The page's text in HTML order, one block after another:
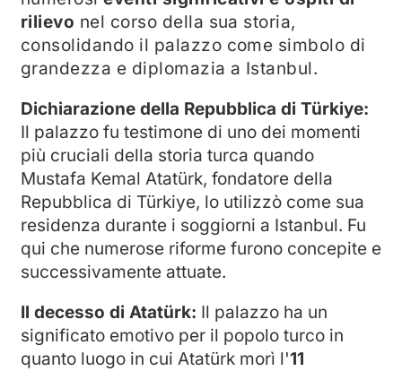
rilievo nel corso della sua storia,
consolidando il palazzo come simbolo di
grandezza e diplomazia a Istanbul.
Dichiarazione della Repubblica di Türkiye:
Il palazzo fu testimone di uno dei momenti
più cruciali della storia turca quando
Mustafa Kemal Atatürk, fondatore della
Repubblica di Türkiye, lo utilizzò come sua
residenza durante i soggiorni a Istanbul. Fu
qui che numerose riforme furono concepite e
successivamente attuate.
Il decesso di Atatürk: Il palazzo ha un
significato emotivo per il popolo turco in
quanto luogo in cui Atatürk morì l'11